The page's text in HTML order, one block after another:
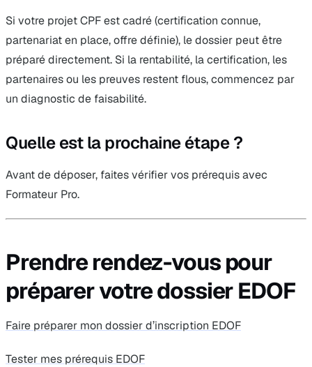
Si votre projet CPF est cadré (certification connue,
partenariat en place, offre définie), le dossier peut être
préparé directement. Si la rentabilité, la certification, les
partenaires ou les preuves restent flous, commencez par
un diagnostic de faisabilité.
Quelle est la prochaine étape ?
Avant de déposer, faites vérifier vos prérequis avec
Formateur Pro.
Prendre rendez-vous pour
préparer votre dossier EDOF
Faire préparer mon dossier d’inscription EDOF
Tester mes prérequis EDOF